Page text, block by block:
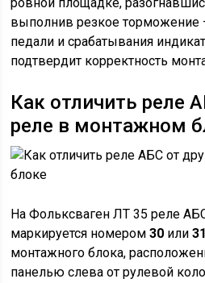
выполнив резкое торможение
педали и срабатывания
подтвердит корректность
Как отличить реле
реле в монтажном
На Фольксваген ЛТ 35 реле
маркируется номером30 или31
монтажного блока,
панелью слева от рулевой